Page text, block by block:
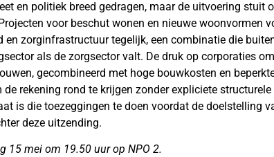
en politiek breed gedragen, maar de uitvoering stuit
voor beschut wonen en nieuwe woonvormen
zorginfrastructuur tegelijk, een combinatie die
als de zorgsector valt. De druk op corporaties om
gecombineerd met hoge bouwkosten en
rekening rond te krijgen zonder expliciete structurele
is die toezeggingen te doen voordat de doelstelling
deze uitzending.
15 mei om 19.50 uur op NPO 2.